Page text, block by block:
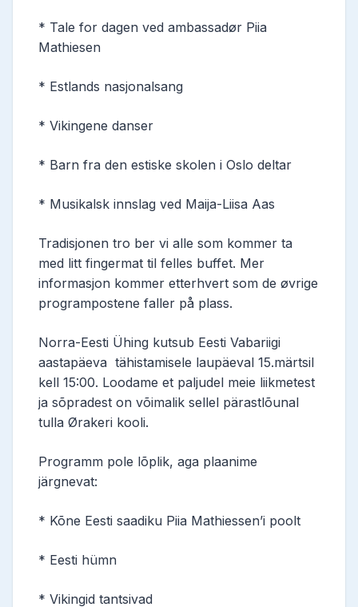
* Tale for dagen ved ambassadør Piia
Mathiesen
* Estlands nasjonalsang
* Vikingene danser
* Barn fra den estiske skolen i Oslo deltar
* Musikalsk innslag ved Maija-Liisa Aas
Tradisjonen tro ber vi alle som kommer ta
med litt fingermat til felles buffet. Mer
informasjon kommer etterhvert som de øvrige
programpostene faller på plass.
Norra-Eesti Ühing kutsub Eesti Vabariigi
aastapäeva tähistamisele laupäeval 15.märtsil
kell 15:00. Loodame et paljudel meie liikmetest
ja sõpradest on võimalik sellel pärastlõunal
tulla Ørakeri kooli.
Programm pole lõplik, aga plaanime
järgnevat:
* Kõne Eesti saadiku Piia Mathiessen’i poolt
* Eesti hümn
* Vikingid tantsivad